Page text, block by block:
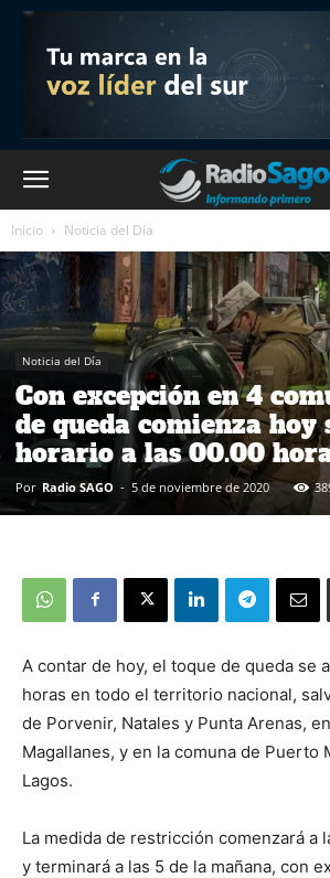
Inicio Noticia del Día
Noticia del Día
Con excepción en 4
de queda comienza hoy
horario a las 00.00
Por Radio SAGO - 5 de noviembre de 2020
A contar de hoy, el toque de queda se
horas en todo el territorio nacional,
de Porvenir, Natales y Punta Arenas,
Magallanes, y en la comuna de Puerto
Lagos.
La medida de restricción comenzará a
y terminará a las 5 de la mañana, con